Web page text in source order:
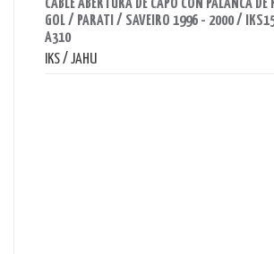
CABLE ABERTURA DE CAPO CON PALANCA
GOL / PARATI / SAVEIRO 1996 - 2000 /
A310
IKS / JAHU